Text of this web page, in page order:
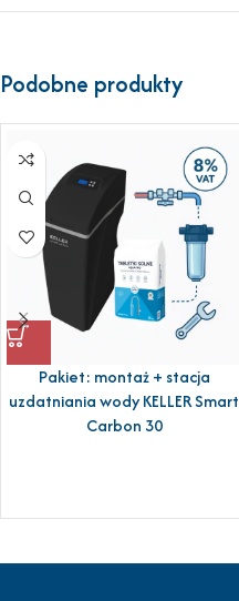
Podobne produkty
Pakiet: montaż + stacja
uzdatniania wody KELLER Smart
Carbon 30